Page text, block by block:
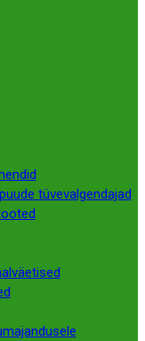
tüvevalgendajad